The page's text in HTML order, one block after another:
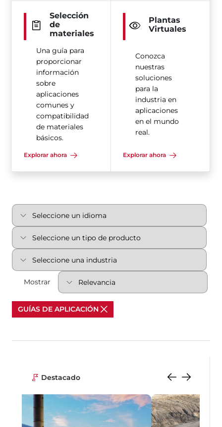
Selección
de
materiales
Una guía para
proporcionar
información
sobre
aplicaciones
comunes y
compatibilidad
de materiales
básicos.
Explorar ahora
Plantas
Virtuales
Conozca
nuestras
soluciones
para la
industria en
aplicaciones
en el mundo
real.
Explorar ahora
Mostrar
GUÍAS DE APLICACIÓN
Destacado